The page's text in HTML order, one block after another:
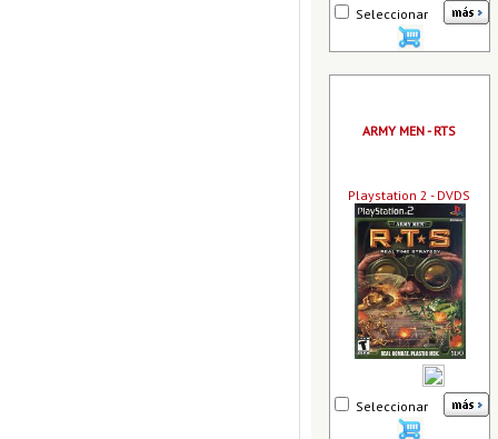
Seleccionar
ARMY MEN - RTS
Playstation 2 - DVDS
Seleccionar